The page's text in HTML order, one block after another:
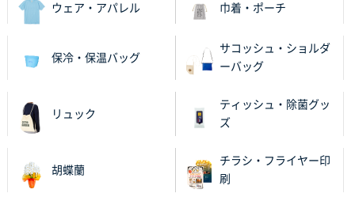
営業ご担当者さまより、ご丁寧なサポートをいただ
き、他のネット印刷サービスよりも安心して購入まで
3000枚
2025年11月06日 14:21
昨年利用した時に、納期と金額面でかなり業者さんを
比較して決めさせていただきました。 昨年注文分も、
納期がギリギリだったにも関わらず、丁寧に対応して
頂きました。 今回も無理を言っておりますが、丁寧な
ウェア・アパレル 巾着・ポーチ
保冷・保温バッグ
サコッシュ・ショルダ
ーバッグ
リュック
ティッシュ・除菌グッ
ズ
胡蝶蘭
チラシ・フライヤー印
刷